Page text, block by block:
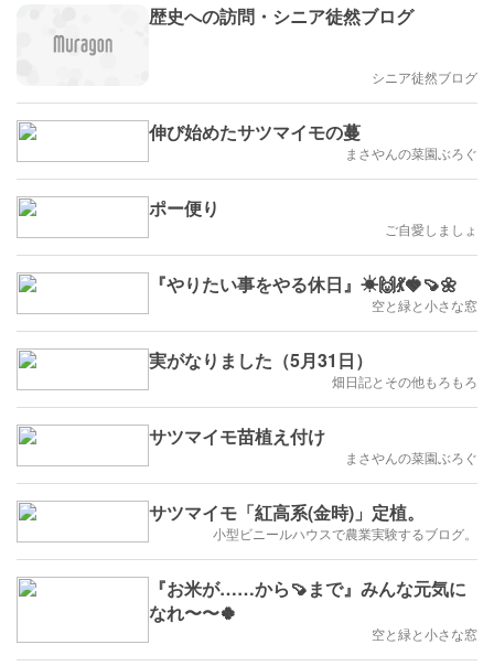
歴史への訪問・シニア徒然ブログ
シニア徒然ブログ
伸び始めたサツマイモの蔓
まさやんの菜園ぶろぐ
ポー便り
ご自愛しましょ
『やりたい事をやる休日』☀🙌💃🍓🍠🌼
空と緑と小さな窓
実がなりました（5月31日）
畑日記とその他もろもろ
サツマイモ苗植え付け
まさやんの菜園ぶろぐ
サツマイモ「紅高系(金時)」定植。
小型ビニールハウスで農業実験するブログ。
『お米が……から🍠まで』みんな元気に
なれ〜〜🍀
空と緑と小さな窓